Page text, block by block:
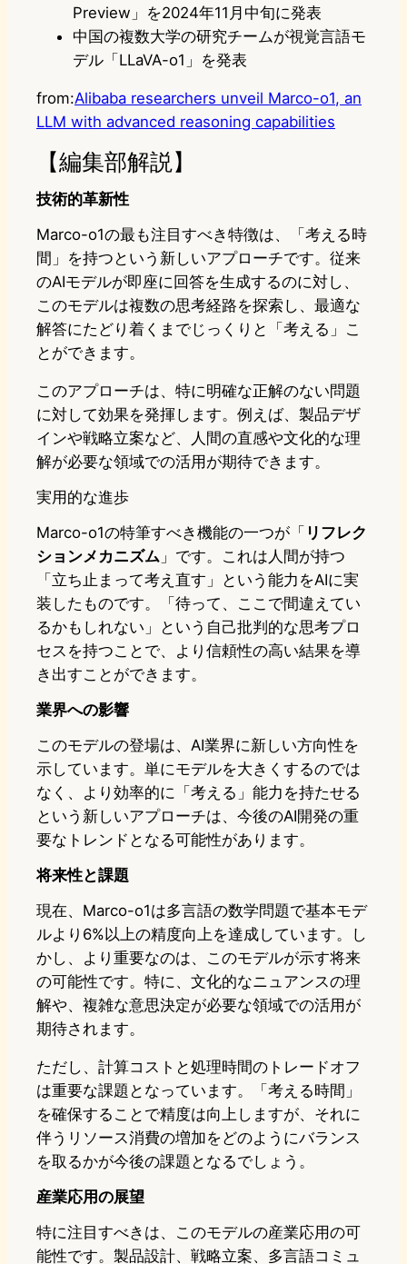
Preview」を2024年11月中旬に発表
中国の複数大学の研究チームが視覚言語モ
デル「LLaVA-o1」を発表
from:Alibaba researchers unveil Marco-o1, an
LLM with advanced reasoning capabilities
【編集部解説】
技術的革新性
Marco-o1の最も注目すべき特徴は、「考える時
間」を持つという新しいアプローチです。従来
のAIモデルが即座に回答を生成するのに対し、
このモデルは複数の思考経路を探索し、最適な
解答にたどり着くまでじっくりと「考える」こ
とができます。
このアプローチは、特に明確な正解のない問題
に対して効果を発揮します。例えば、製品デザ
インや戦略立案など、人間の直感や文化的な理
解が必要な領域での活用が期待できます。
実用的な進歩
Marco-o1の特筆すべき機能の一つが「 リフレク
ションメカニズム 」です。これは人間が持つ
「立ち止まって考え直す」という能力をAIに実
装したものです。「待って、ここで間違えてい
るかもしれない」という自己批判的な思考プロ
セスを持つことで、より信頼性の高い結果を導
き出すことができます。
業界への影響
このモデルの登場は、AI業界に新しい方向性を
示しています。単にモデルを大きくするのでは
なく、より効率的に「考える」能力を持たせる
という新しいアプローチは、今後のAI開発の重
要なトレンドとなる可能性があります。
将来性と課題
現在、Marco-o1は多言語の数学問題で基本モデ
ルより6%以上の精度向上を達成しています。し
かし、より重要なのは、このモデルが示す将来
の可能性です。特に、文化的なニュアンスの理
解や、複雑な意思決定が必要な領域での活用が
期待されます。
ただし、計算コストと処理時間のトレードオフ
は重要な課題となっています。「考える時間」
を確保することで精度は向上しますが、それに
伴うリソース消費の増加をどのようにバランス
を取るかが今後の課題となるでしょう。
産業応用の展望
特に注目すべきは、このモデルの産業応用の可
能性です。製品設計、戦略立案、多言語コミュ